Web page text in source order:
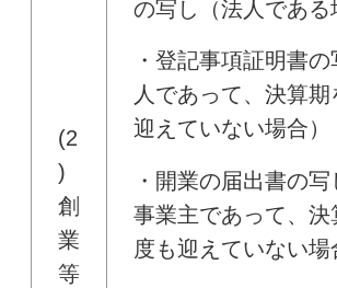
(2
)
創
業
等
の写し（法人である
・登記事項証明書
人であって、決算期
迎えていない場合）
・開業の届出書の写
事業主であって、決
度も迎えていない場